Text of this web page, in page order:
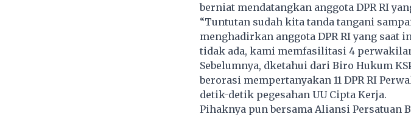
berniat mendatangkan anggota DPR RI
“Tuntutan sudah kita tanda tangani
menghadirkan anggota DPR RI yang saat
tidak ada, kami memfasilitasi 4
Sebelumnya, dketahui dari Biro Hukum
berorasi mempertanyakan 11 DPR RI
detik-detik pegesahan UU Cipta Kerja.
Pihaknya pun bersama Aliansi Persatuan